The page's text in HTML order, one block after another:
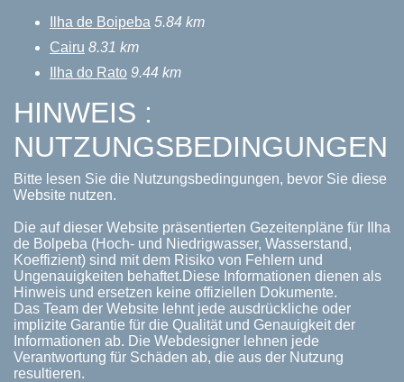
Ilha de Boipeba 5.84 km
Cairu 8.31 km
Ilha do Rato 9.44 km
HINWEIS :
NUTZUNGSBEDINGUNGEN
Bitte lesen Sie die Nutzungsbedingungen, bevor Sie diese
Website nutzen.
Die auf dieser Website präsentierten Gezeitenpläne für Ilha
de Bolpeba (Hoch- und Niedrigwasser, Wasserstand,
Koeffizient) sind mit dem Risiko von Fehlern und
Ungenauigkeiten behaftet.Diese Informationen dienen als
Hinweis und ersetzen keine offiziellen Dokumente.
Das Team der Website lehnt jede ausdrückliche oder
implizite Garantie für die Qualität und Genauigkeit der
Informationen ab. Die Webdesigner lehnen jede
Verantwortung für Schäden ab, die aus der Nutzung
resultieren.